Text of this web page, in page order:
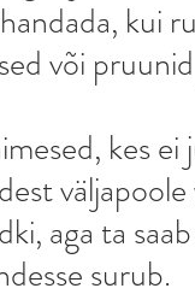
kui
või
kes
aga ta
surub.